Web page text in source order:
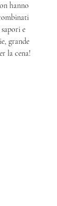
hanno
e
grande
la cena!